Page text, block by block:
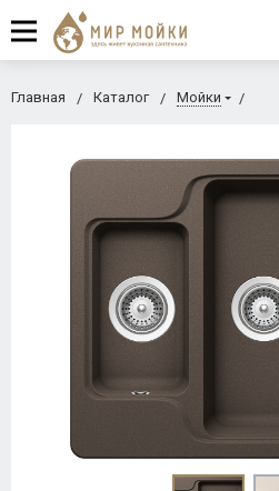
Главная Каталог Мойки